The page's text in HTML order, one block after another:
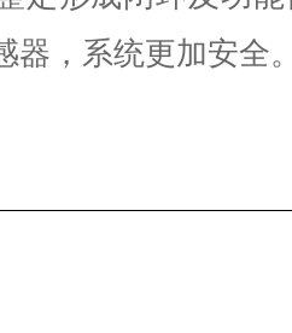
器，系统更加安全